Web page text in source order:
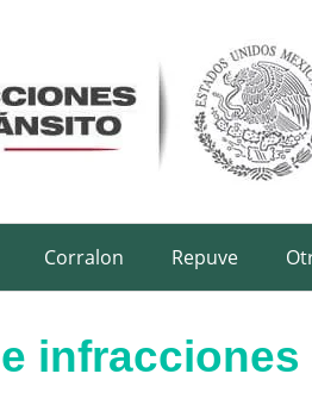
Corralon Repuve